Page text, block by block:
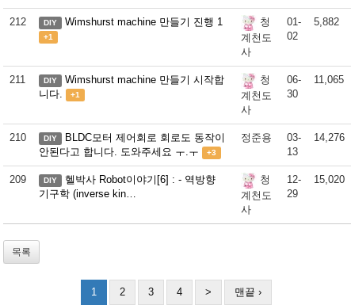
212 DIY Wimshurst machine 만들기 진행 1
+1
청
계천도
사
01-
02
5,882
211 DIY
Wimshurst machine 만들기 시작합
니다.
+1
청
계천도
사
06-
30
11,065
210 DIY
BLDC모터 제어회로 회로도 동작이
안된다고 합니다. 도와주세요 ㅜ.ㅜ
+3
정준용
03-
13
14,276
209 DIY
헬박사 Robot이야기[6] : - 역방향
기구학 (inverse kin…
청
계천도
사
12-
29
15,020
목록
1 2 3 4 > 맨끝 ›